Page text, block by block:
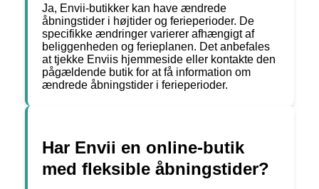
Ja, Envii-butikker kan have ændrede
åbningstider i højtider og ferieperioder. De
specifikke ændringer varierer afhængigt af
beliggenheden og ferieplanen. Det anbefales
at tjekke Enviis hjemmeside eller kontakte den
pågældende butik for at få information om
ændrede åbningstider i ferieperioder.
Har Envii en online-butik
med fleksible åbningstider?